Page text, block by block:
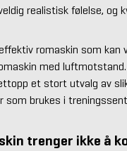
realistisk følelse, og
romaskin som kan
med
et stort utvalg av
som brukes i
trenger ikke å